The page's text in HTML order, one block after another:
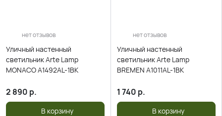
нет отзывов
Уличный настенный
светильник Arte Lamp
MONACO A1492AL-1BK
2 890 р.
В корзину
нет отзывов
Уличный настенный
светильник Arte Lamp
BREMEN A1011AL-1BK
1 740 р.
В корзину